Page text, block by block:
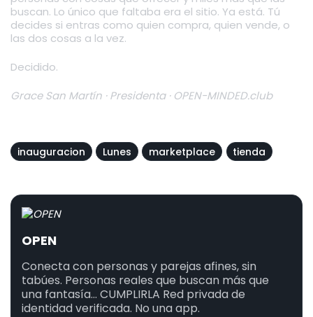
buscan. Lo único que faltaba era el sitio. Ya está. Tú
decides si entras como quien compra, quien vende, o
las dos cosas a la vez.
Decidido.
Grace San Martín · Presidenta · OPEN-MINDED.club
inauguracion Lunes marketplace tienda
OPEN
Conecta con personas y parejas afines, sin
tabúes. Personas reales que buscan más que
una fantasía... CUMPLIRLA Red privada de
identidad verificada. No una app.